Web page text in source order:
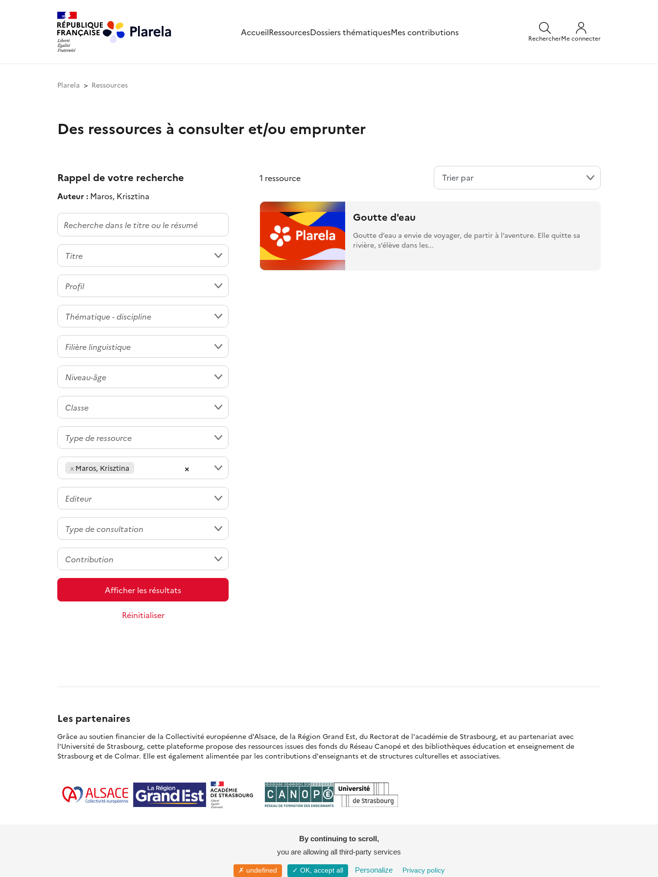
AccueilRessourcesDossiers thématiquesMes contributions
RechercherMe connecter
Plarela Ressources
Des ressources à consulter et/ou emprunter
Rappel de votre recherche
Auteur : Maros, Krisztina
×
× Maros, Krisztina
Afficher les résultats
Réinitialiser
1 ressource
Goutte d'eau
Goutte d’eau a envie de voyager, de partir à l’aventure. Elle quitte sa
rivière, s’élève dans les...
Les partenaires
Grâce au soutien financier de la Collectivité européenne d'Alsace, de la Région Grand Est, du Rectorat de l'académie de Strasbourg, et au partenariat avec
l'Université de Strasbourg, cette plateforme propose des ressources issues des fonds du Réseau Canopé et des bibliothèques éducation et enseignement de
Strasbourg et de Colmar. Elle est également alimentée par les contributions d'enseignants et de structures culturelles et associatives.
Mentions légales
By continuing to scroll,
you are allowing all third-party services
✗ undefined ✓ OK, accept all Personalize Privacy policy